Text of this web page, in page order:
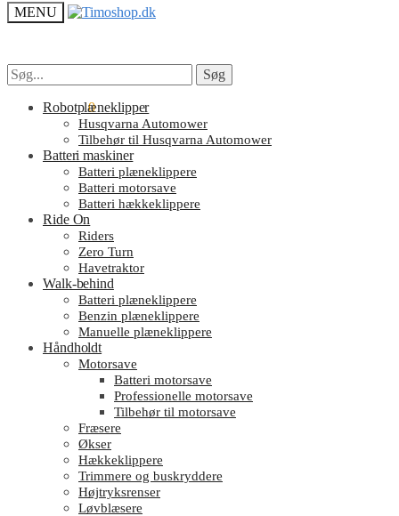
MENU
Søg
efter:
Søg
kr.0.00 0
Søg
efter:
Søg
Robotplæneklipper
Husqvarna Automower
Tilbehør til Husqvarna Automower
Batteri maskiner
Batteri plæneklippere
Batteri motorsave
Batteri hækkeklippere
Ride On
Riders
Zero Turn
Havetraktor
Walk-behind
Batteri plæneklippere
Benzin plæneklippere
Manuelle plæneklippere
Håndholdt
Motorsave
Batteri motorsave
Professionelle motorsave
Tilbehør til motorsave
Fræsere
Økser
Hækkeklippere
Trimmere og buskryddere
Højtryksrenser
Løvblæsere